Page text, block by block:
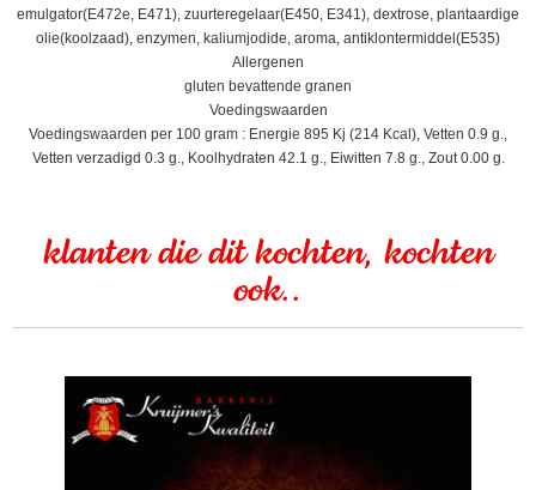
emulgator(E472e, E471), zuurteregelaar(E450, E341), dextrose, plantaardige
olie(koolzaad), enzymen, kaliumjodide, aroma, antiklontermiddel(E535)
Allergenen
gluten bevattende granen
Voedingswaarden
Voedingswaarden per 100 gram : Energie 895 Kj (214 Kcal), Vetten 0.9 g.,
Vetten verzadigd 0.3 g., Koolhydraten 42.1 g., Eiwitten 7.8 g., Zout 0.00 g.
klanten die dit kochten, kochten
ook..